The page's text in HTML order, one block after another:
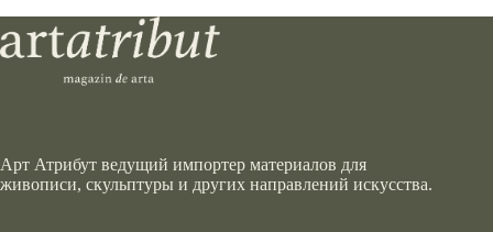
Арт Атрибут ведущий импортер материалов для
живописи, скульптуры и других направлений искусства.